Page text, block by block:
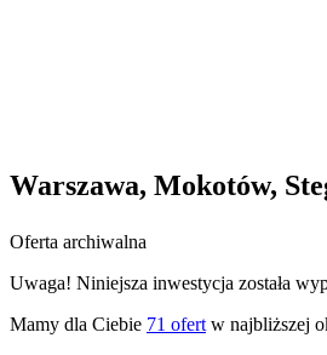
Warszawa, Mokotów,
Oferta archiwalna
Uwaga! Niniejsza inwestycja została
Mamy dla Ciebie 71 ofert w najbliższej